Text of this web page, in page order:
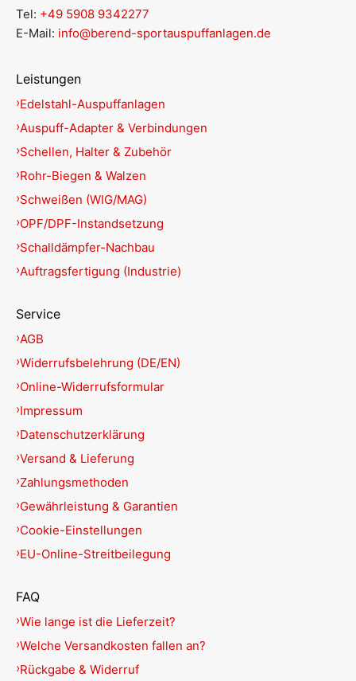
Tel: +49 5908 9342277
E-Mail: info@berend-sportauspuffanlagen.de
Leistungen
Edelstahl-Auspuffanlagen
Auspuff-Adapter & Verbindungen
Schellen, Halter & Zubehör
Rohr-Biegen & Walzen
Schweißen (WIG/MAG)
OPF/DPF-Instandsetzung
Schalldämpfer-Nachbau
Auftragsfertigung (Industrie)
Service
AGB
Widerrufsbelehrung (DE/EN)
Online-Widerrufsformular
Impressum
Datenschutzerklärung
Versand & Lieferung
Zahlungsmethoden
Gewährleistung & Garantien
Cookie-Einstellungen
EU-Online-Streitbeilegung
FAQ
Wie lange ist die Lieferzeit?
Welche Versandkosten fallen an?
Rückgabe & Widerruf